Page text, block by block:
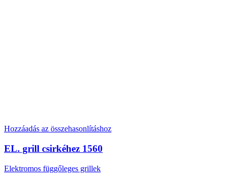
Hozzáadás az összehasonlításhoz
EL. grill csirkéhez 1560
Elektromos függőleges grillek